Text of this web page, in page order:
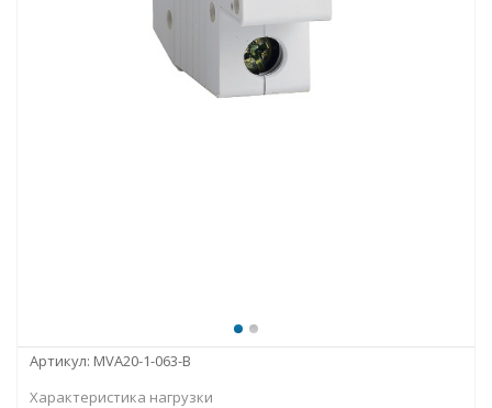
Артикул: MVA20-1-063-B
Характеристика нагрузки